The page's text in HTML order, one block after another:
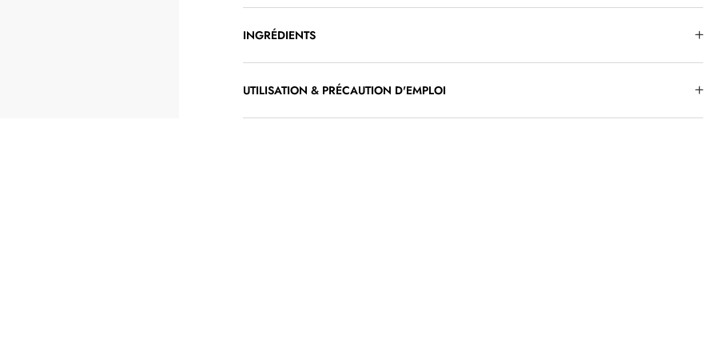
INGRÉDIENTS
UTILISATION & PRÉCAUTION D'EMPLOI